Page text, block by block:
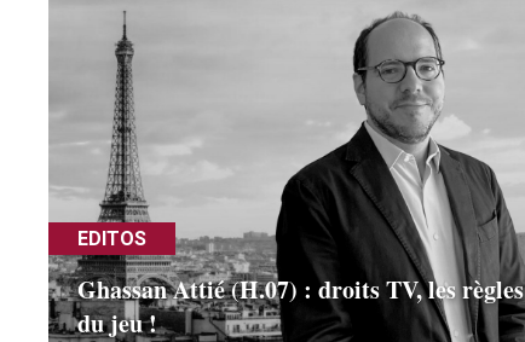
EDITOS
Ghassan Attié (H.07) : droits TV, les règles
du jeu !